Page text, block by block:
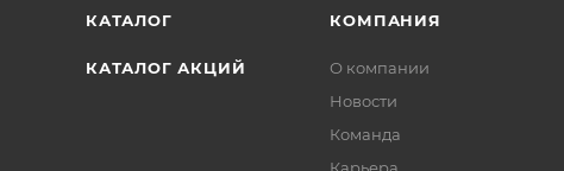
КАТАЛОГ
КАТАЛОГ АКЦИЙ
КОМПАНИЯ
О компании
Новости
Команда
Карьера